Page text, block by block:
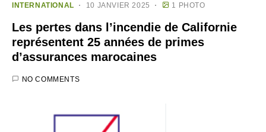
INTERNATIONAL 10 JANVIER 2025 1 PHOTO
Les pertes dans l’incendie de Californie
représentent 25 années de primes
d’assurances marocaines
NO COMMENTS